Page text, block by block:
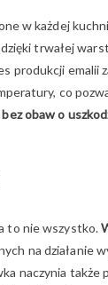
w każdej
trwałej
produkcji
co
obaw o
to nie wszystko.
na działanie
naczynia